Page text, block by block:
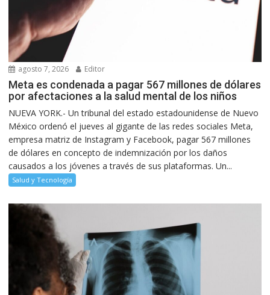
agosto 7, 2026 Editor
Meta es condenada a pagar 567 millones de dólares
por afectaciones a la salud mental de los niños
NUEVA YORK.- Un tribunal del estado estadounidense de Nuevo
México ordenó el jueves al gigante de las redes sociales Meta,
empresa matriz de Instagram y Facebook, pagar 567 millones
de dólares en concepto de indemnización por los daños
causados a los jóvenes a través de sus plataformas. Un...
Salud y Tecnología